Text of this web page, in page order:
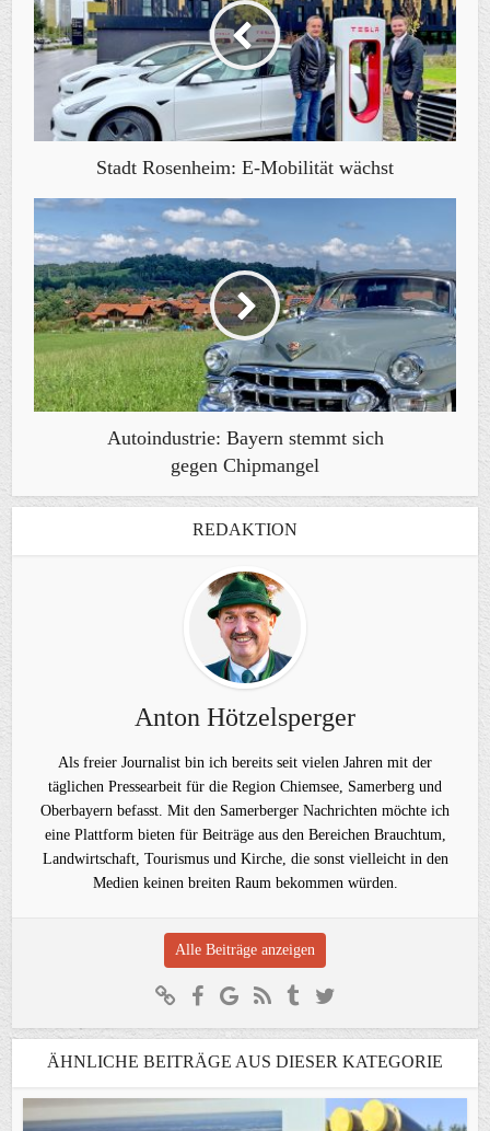
Stadt Rosenheim: E-Mobilität wächst
Autoindustrie: Bayern stemmt sich
gegen Chipmangel
REDAKTION
Anton Hötzelsperger
Als freier Journalist bin ich bereits seit vielen Jahren mit der
täglichen Pressearbeit für die Region Chiemsee, Samerberg und
Oberbayern befasst. Mit den Samerberger Nachrichten möchte ich
eine Plattform bieten für Beiträge aus den Bereichen Brauchtum,
Landwirtschaft, Tourismus und Kirche, die sonst vielleicht in den
Medien keinen breiten Raum bekommen würden.
Alle Beiträge anzeigen
ÄHNLICHE BEITRÄGE AUS DIESER KATEGORIE